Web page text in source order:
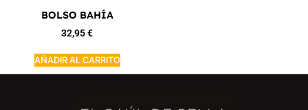
BOLSO BAHÍA
32,95€
AÑADIR AL CARRITO